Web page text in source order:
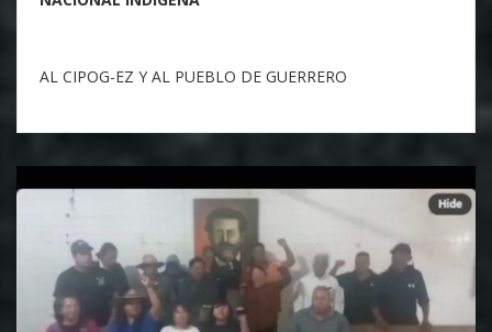
AL CIPOG-EZ Y AL PUEBLO DE GUERRERO